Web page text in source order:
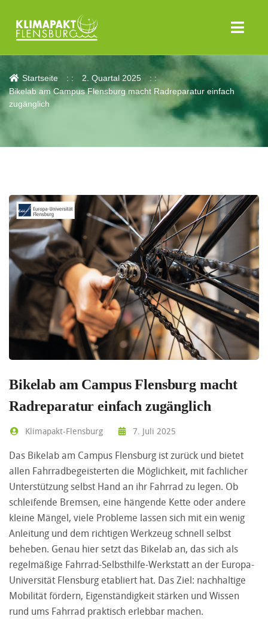
Aktuelles
Startseite
2. Quartal 2025
Bikelab am Campus Flensburg macht Radreparatur einfach
zugänglich
Bikelab am Campus Flensburg macht
Radreparatur einfach zugänglich
Klimapakt-Flensburg 7. Juli 2025
Das Bikelab am Campus Flensburg ist zurück und bietet
allen Fahrradbegeisterten die Möglichkeit, mit fachlicher
Unterstützung selbst Hand an ihr Fahrrad zu legen. Ob
schleifende Bremsen, eine hängende Kette oder andere
kleine Mängel, viele Probleme lassen sich mit ein wenig
Anleitung und dem richtigen Werkzeug schnell selbst
beheben. Genau hier setzt das Bikelab an, das sich als
regelmäßige Fahrrad-Selbsthilfe-Werkstatt an der Europa-
Universität Flensburg etabliert hat. Das Ziel: nachhaltige
Mobilität fördern, Eigenständigkeit stärken und Wissen
rund ums Fahrrad praktisch erlebbar machen.